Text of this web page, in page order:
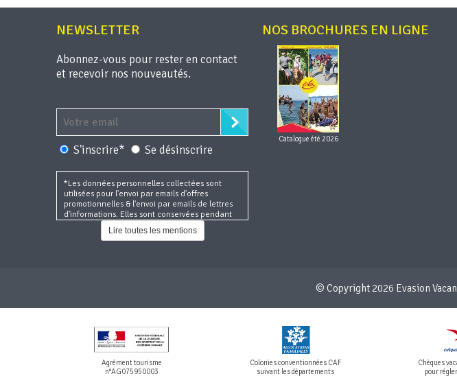
NEWSLETTER
Abonnez-vous pour rester en contact
et recevoir nos nouveautés.
S'inscrire* Se désinscrire
*Les données personnelles collectées sont
utilisées pour l'envoi par emails d'offres
promotionnelles & l'envoi par emails de lettres
d'informations. Elles sont conservées pendant
36 mois et sont destinées à :
Evasion Vacances Aventure (www.evasion-
du site web.
Gsuite (gsuite.google.fr) en qualité
d'hébergeur de boites mail
MailChimp (mailchimp.com) en tant qu'outil
de newsletter
Lire toutes les mentions
NOS BROCHURES EN LIGNE
Catalogue été 2026
© Copyright 2026 Evasion
Agrément tourisme
n°AG075950003
Colonies conventionnées CAF
suivant les départements
Chèques
pour